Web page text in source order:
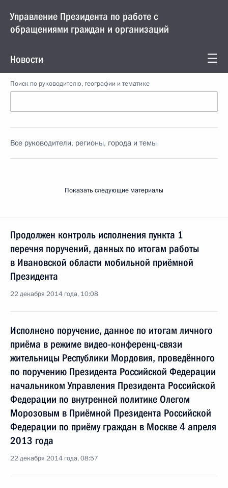
Управление Президента по работе с
обращениями граждан и организаций
Новости
Поиск по руководителю, географии и тематике
Все руководители, регионы, города и темы
Показать следующие материалы
Продолжен контроль исполнения пункта 1
перечня поручений, данных по итогам работы
в Ивановской области мобильной приёмной
Президента
22 декабря 2014 года, 10:08
Исполнено поручение, данное по итогам личного
приёма в режиме видео-конференц-связи
жительницы Республики Мордовия, проведённого
по поручению Президента Российской Федерации
начальником Управления Президента Российской
Федерации по внутренней политике Олегом
Морозовым в Приёмной Президента Российской
Федерации по приёму граждан в Москве 4 апреля
2013 года
22 декабря 2014 года, 08:57